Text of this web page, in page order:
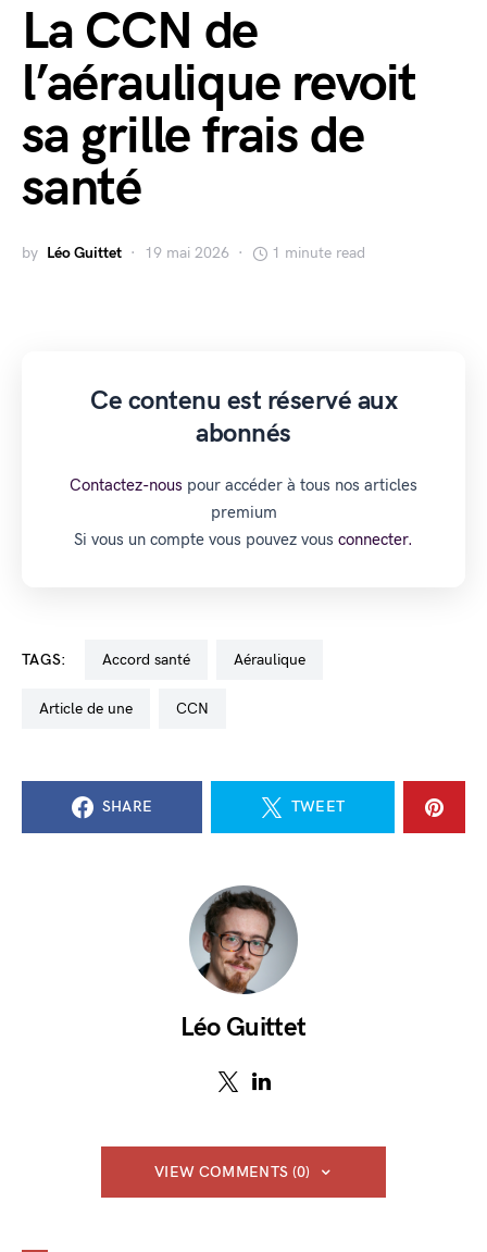
La CCN de
l’aéraulique revoit
sa grille frais de
santé
by Léo Guittet 19 mai 2026 1 minute read
Ce contenu est réservé aux
abonnés
Contactez-nous pour accéder à tous nos articles
premium
Si vous un compte vous pouvez vous connecter.
TAGS: accord santé aéraulique
Article de une CCN
SHARE TWEET
Léo Guittet
VIEW COMMENTS (0)